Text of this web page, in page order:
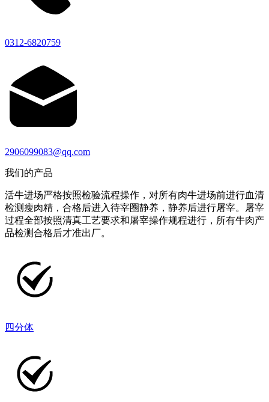
0312-6820759
2906099083@qq.com
我们的产品
活牛进场严格按照检验流程操作，对所有肉牛进场前进行血清
检测瘦肉精，合格后进入待宰圈静养，静养后进行屠宰。屠宰
过程全部按照清真工艺要求和屠宰操作规程进行，所有牛肉产
品检测合格后才准出厂。
四分体